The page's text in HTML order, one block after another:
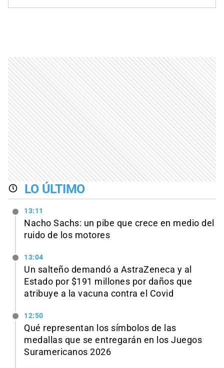
LO ÚLTIMO
13:11
Nacho Sachs: un pibe que crece en medio del
ruido de los motores
13:04
Un salteño demandó a AstraZeneca y al
Estado por $191 millones por daños que
atribuye a la vacuna contra el Covid
12:50
Qué representan los símbolos de las
medallas que se entregarán en los Juegos
Suramericanos 2026